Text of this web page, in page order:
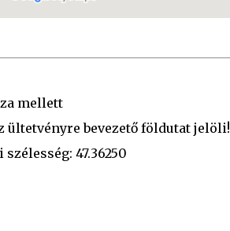
mellett
ültetvényre bevezető földutat jelöli!
47.36250